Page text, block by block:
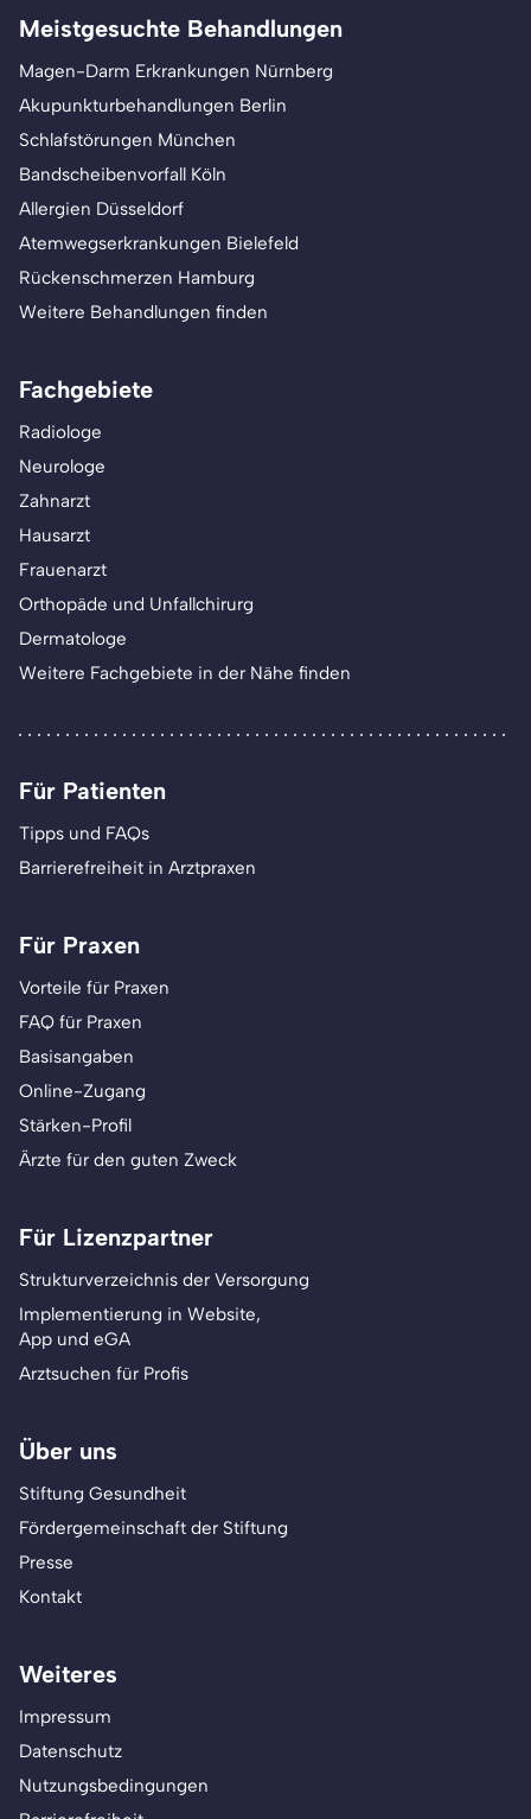
Meistgesuchte Behandlungen
Magen-Darm Erkrankungen Nürnberg
Akupunkturbehandlungen Berlin
Schlafstörungen München
Bandscheibenvorfall Köln
Allergien Düsseldorf
Atemwegserkrankungen Bielefeld
Rückenschmerzen Hamburg
Weitere Behandlungen finden
Fachgebiete
Radiologe
Neurologe
Zahnarzt
Hausarzt
Frauenarzt
Orthopäde und Unfallchirurg
Dermatologe
Weitere Fachgebiete in der Nähe finden
Für Patienten
Tipps und FAQs
Barrierefreiheit in Arztpraxen
Für Praxen
Vorteile für Praxen
FAQ für Praxen
Basisangaben
Online-Zugang
Stärken-Profil
Ärzte für den guten Zweck
Für Lizenzpartner
Strukturverzeichnis der Versorgung
Implementierung in Website,
App und eGA
Arztsuchen für Profis
Über uns
Stiftung Gesundheit
Fördergemeinschaft der Stiftung
Presse
Kontakt
Weiteres
Impressum
Datenschutz
Nutzungsbedingungen